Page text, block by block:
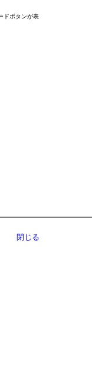
ドボタンが表
閉じる